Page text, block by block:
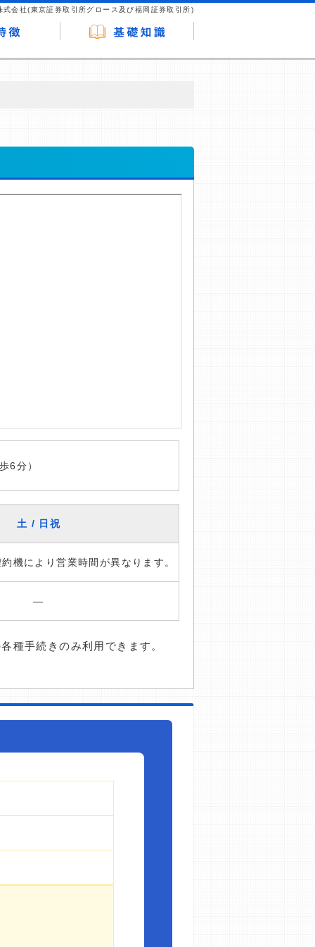
式会社(東京証券取引所グロース及び福岡証券取引所)
6分）
土 / 日祝
機により営業時間が異なります。
―
種手続きのみ利用できます。